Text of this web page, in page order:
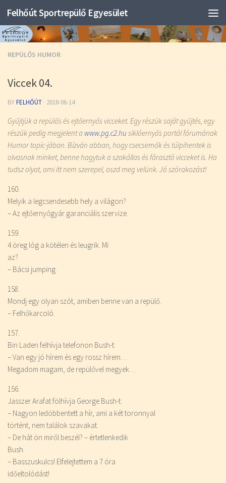
Felhőút Sportrepülő Egyesület
REPÜLŐS HUMOR
Viccek 04.
BYFELHŐÚT · 2018-06-14
Gyűjtjük a repülős és ejtőernyős vicceket. Egy részük saját gyűjtés, egy
részük pedig megjelent a www.pg.c2.hu siklóernyős portál fórumának
Humor topic-jában. Bízván abban, hogy csecsemők és túlpihentek is
olvasnak minket, benne hagytuk a szakállas és fárasztó vicceket is. Ha
tudsz olyat, ami itt nem szerepel, oszd meg velünk. Jó szórakozást!
160.
Melyik a legcsendesebb hely a világon?
– Az ejtőernyőgyár garanciális szervize.
159.
4 öreg lóg a kötélen és leugrik. Mi
az?
– Bácsi jumping.
158.
Mondj egy olyan szót, amiben benne van a repülő.
– Felhőkarcoló.
157.
Bin Laden felhívja telefonon Bush-t:
– Van egy jó hírem és egy rossz hírem…
Megadom magam, de repülővel megyek…
156.
Jasszer Arafat fölhívja George Bush-t:
– Nagyon ledöbbentett a hír, ami a két toronnyal
történt, nem találok szavakat.
– De hát ön miről beszél? – értetlenkedik
Bush.
– Basszuskulcs! Elfelejtettem a 7 óra
időeltolódást!